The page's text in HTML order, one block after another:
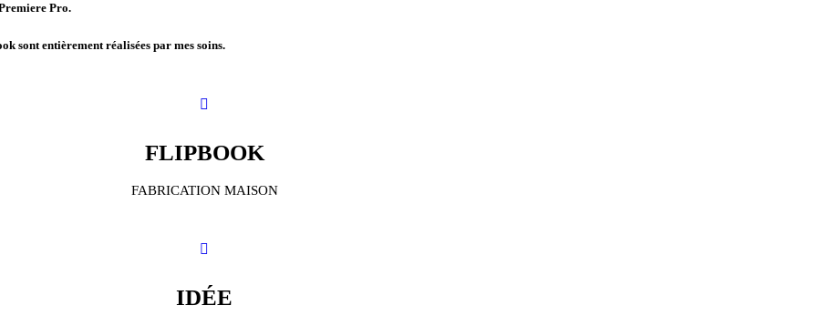
Pro.
sont entièrement réalisées par mes soins.
FLIPBOOK
FABRICATION MAISON
IDÉE